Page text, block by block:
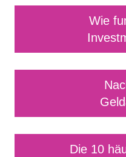
Wie
Die 10